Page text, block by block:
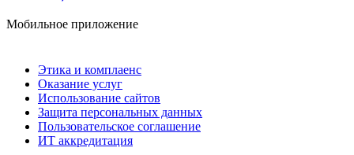
Мобильное приложение
Этика и комплаенс
Оказание услуг
Использование сайтов
Защита персональных данных
Пользовательское соглашение
ИТ аккредитация